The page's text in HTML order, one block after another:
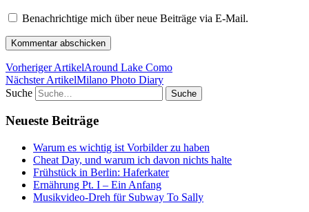
Benachrichtige mich über neue Beiträge via E-Mail.
Vorheriger ArtikelAround Lake Como
Nächster ArtikelMilano Photo Diary
Suche
Neueste Beiträge
Warum es wichtig ist Vorbilder zu haben
Cheat Day, und warum ich davon nichts halte
Frühstück in Berlin: Haferkater
Ernährung Pt. I – Ein Anfang
Musikvideo-Dreh für Subway To Sally